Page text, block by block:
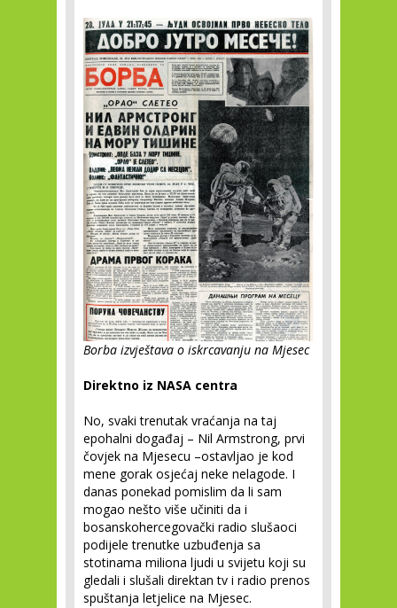
Borba izvještava o iskrcavanju na Mjesec
Direktno iz NASA centra
No, svaki trenutak vraćanja na taj
epohalni događaj – Nil Armstrong, prvi
čovjek na Mjesecu –ostavljao je kod
mene gorak osjećaj neke nelagode. I
danas ponekad pomislim da li sam
mogao nešto više učiniti da i
bosanskohercegovački radio slušaoci
podijele trenutke uzbuđenja sa
stotinama miliona ljudi u svijetu koji su
gledali i slušali direktan tv i radio prenos
spuštanja letjelice na Mjesec.